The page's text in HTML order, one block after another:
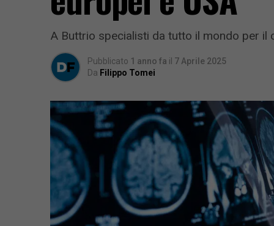
A Buttrio specialisti da tutto il mondo per il
Pubblicato 1 anno fa il 7 Aprile 2025
Da Filippo Tomei